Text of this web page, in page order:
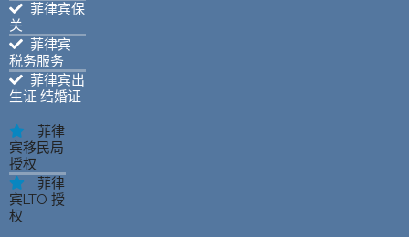
菲律宾保
关
菲律宾
税务服务
菲律宾出
生证 结婚证
菲律
宾移民局
授权
菲律
宾LTO 授
权